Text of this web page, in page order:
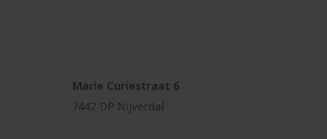
Marie Curiestraat 6
7442 DP Nijverdal